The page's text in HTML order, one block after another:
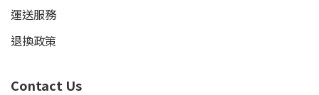
運送服務
退換政策
Contact Us